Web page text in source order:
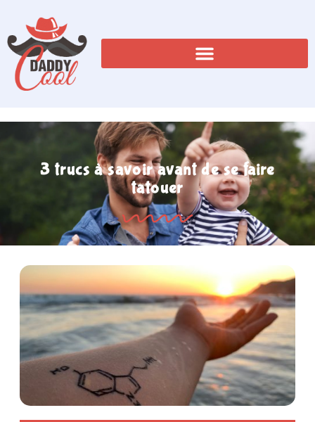
3 trucs à savoir avant de se faire
tatouer